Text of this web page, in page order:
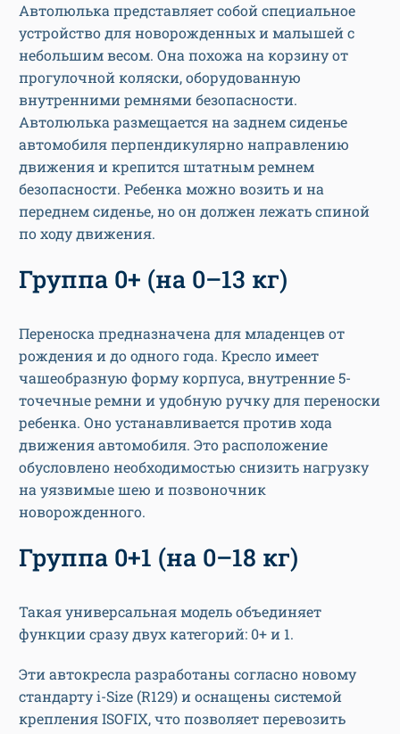
Автолюлька представляет собой специальное
устройство для новорожденных и малышей с
небольшим весом. Она похожа на корзину от
прогулочной коляски, оборудованную
внутренними ремнями безопасности.
Автолюлька размещается на заднем сиденье
автомобиля перпендикулярно направлению
движения и крепится штатным ремнем
безопасности. Ребенка можно возить и на
переднем сиденье, но он должен лежать спиной
по ходу движения.
Группа 0+ (на 0–13 кг)
Переноска предназначена для младенцев от
рождения и до одного года. Кресло имеет
чашеобразную форму корпуса, внутренние 5-
точечные ремни и удобную ручку для переноски
ребенка. Оно устанавливается против хода
движения автомобиля. Это расположение
обусловлено необходимостью снизить нагрузку
на уязвимые шею и позвоночник
новорожденного.
Группа 0+1 (на 0–18 кг)
Такая универсальная модель объединяет
функции сразу двух категорий: 0+ и 1.
Эти автокресла разработаны согласно новому
стандарту i-Size (R129) и оснащены системой
крепления ISOFIX, что позволяет перевозить